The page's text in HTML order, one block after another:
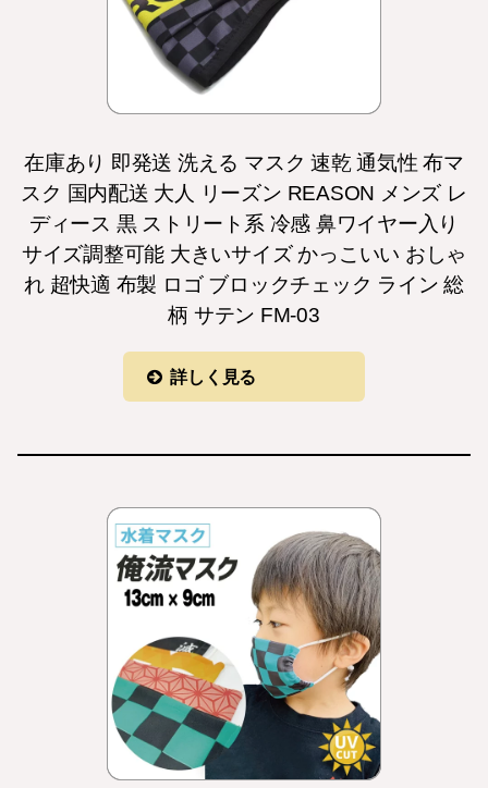
在庫あり 即発送 洗える マスク 速乾 通気性 布マ
スク 国内配送 大人 リーズン REASON メンズ レ
ディース 黒 ストリート系 冷感 鼻ワイヤー入り
サイズ調整可能 大きいサイズ かっこいい おしゃ
れ 超快適 布製 ロゴ ブロックチェック ライン 総
柄 サテン FM-03
詳しく見る